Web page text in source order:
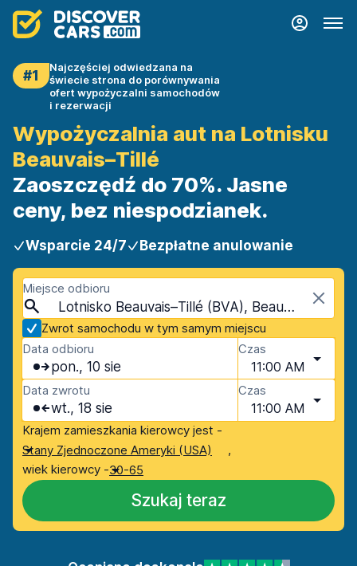
#1
Najczęściej odwiedzana na
świecie strona do porównywania
ofert wypożyczalni samochodów
i rezerwacji
Wypożyczalnia aut na Lotnisku
Beauvais–Tillé
Zaoszczędź do 70%. Jasne
ceny, bez niespodzianek.
Wsparcie 24/7 Bezpłatne anulowanie
Miejsce odbioru
Lotnisko Beauvais–Tillé (BVA), Beauvais, Francja
Zwrot samochodu w tym samym miejscu
Data odbioru
pon., 10 sie
Czas
11:00 AM
Data zwrotu
wt., 18 sie
Czas
11:00 AM
Krajem zamieszkania kierowcy jest -
Stany Zjednoczone Ameryki (USA)
,
wiek kierowcy -30-65
Szukaj teraz